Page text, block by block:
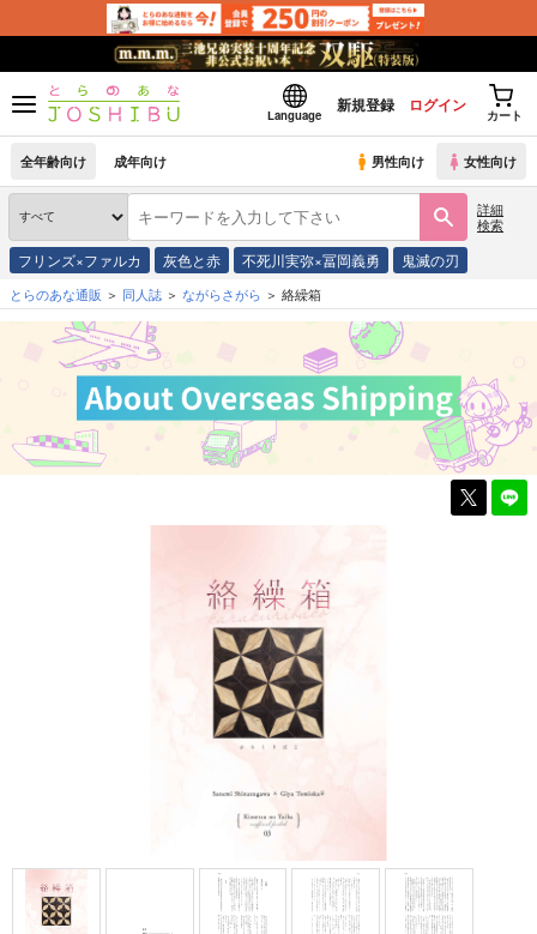
Language
新規登録 ログイン
カート
全年齢向け 成年向け 男性向け 女性向け
詳細
検索
フリンズ×ファルカ 灰色と赤 不死川実弥×冨岡義勇 鬼滅の刃
とらのあな通販 同人誌 ながらさがら 絡繰箱